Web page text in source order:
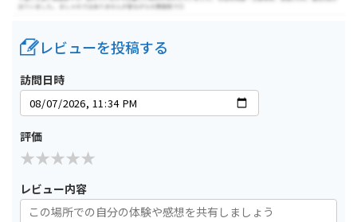
レビューを投稿する
訪問日時
評価
レビュー内容